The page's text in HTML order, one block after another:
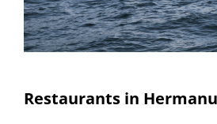
Restaurants in